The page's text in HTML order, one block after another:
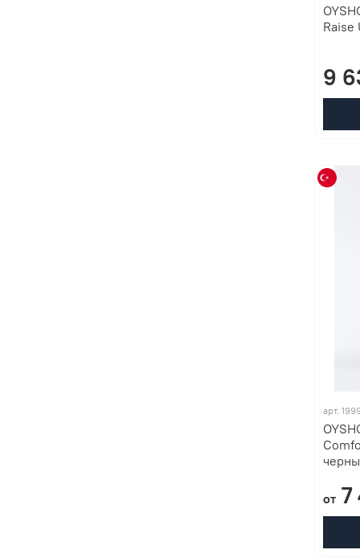
Raise
9
арт.
от 7